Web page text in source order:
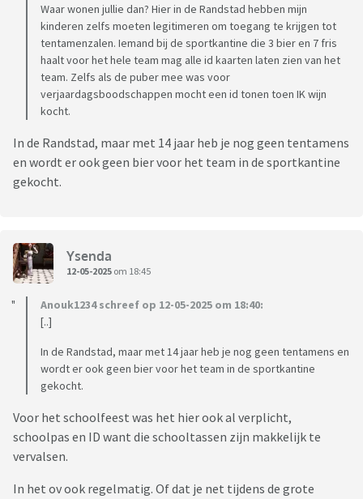
Waar wonen jullie dan? Hier in de Randstad hebben mijn
kinderen zelfs moeten legitimeren om toegang te krijgen tot
tentamenzalen. Iemand bij de sportkantine die 3 bier en 7 fris
haalt voor het hele team mag alle id kaarten laten zien van het
team. Zelfs als de puber mee was voor
verjaardagsboodschappen mocht een id tonen toen IK wijn
kocht.
In de Randstad, maar met 14 jaar heb je nog geen tentamens
en wordt er ook geen bier voor het team in de sportkantine
gekocht.
Ysenda
12-05-2025 om 18:45
Anouk1234 schreef op 12-05-2025 om 18:40:
[..]
In de Randstad, maar met 14 jaar heb je nog geen tentamens en
wordt er ook geen bier voor het team in de sportkantine
gekocht.
Voor het schoolfeest was het hier ook al verplicht,
schoolpas en ID want die schooltassen zijn makkelijk te
vervalsen.
In het ov ook regelmatig. Of dat je net tijdens de grote